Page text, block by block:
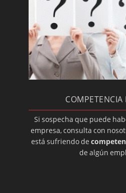
COMPETENCIA
Si sospecha que puede
empresa, consulta con
está sufriendo de
de algún